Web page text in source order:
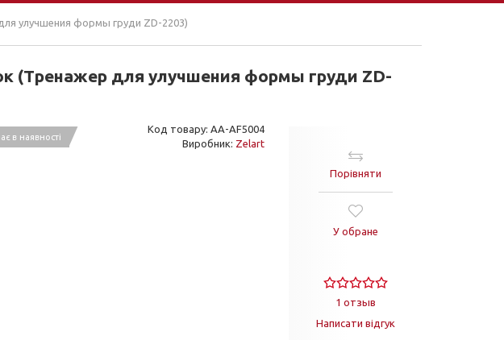
улучшения формы груди ZD-2203)
(Тренажер для улучшения формы груди ZD-
в наявності
Код товару: AA-AF5004
Виробник: Zelart
Порівняти
У обране
1 отзыв
Написати відгук